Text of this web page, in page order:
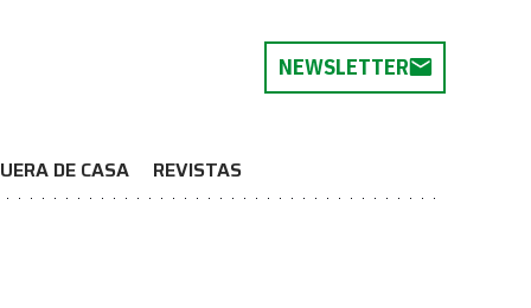
NEWSLETTER
DE CASA REVISTAS